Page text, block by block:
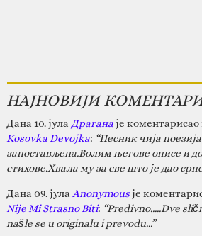
НАЈНОВИЈИ
Дана 10. јула Драганаје коментарисао
Kosovka Devojka: “Песник чија
запостављена.Волим његове описе и
стихове.Хвала му за све што је дао
Дана 09. јула Anonymousје
Nije Mi Strasno Biti: “Predivno.....Dve
našle se u originalu i prevodu...”